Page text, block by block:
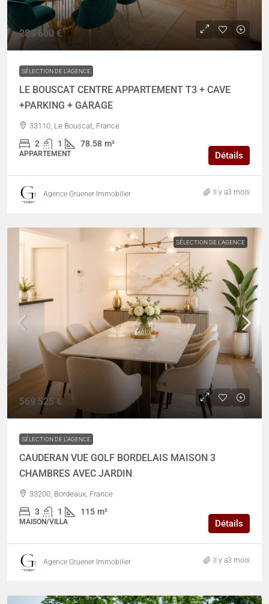
284 600 €
SÉLECTION DE L'AGENCE
LE BOUSCAT CENTRE APPARTEMENT T3 + CAVE
+PARKING + GARAGE
33110, Le Bouscat, France
2 1 78.58 m²
APPARTEMENT Détails
Agence Gruener Immobilier il y a3 mois
SÉLECTION DE L'AGENCE
569 525 €
SÉLECTION DE L'AGENCE
CAUDERAN VUE GOLF BORDELAIS MAISON 3
CHAMBRES AVEC JARDIN
33200, Bordeaux, France
3 1 115 m²
MAISON/VILLA Détails
Agence Gruener Immobilier il y a3 mois